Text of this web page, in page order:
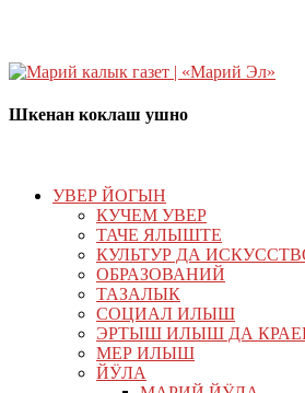
Шкенан коклаш ушно
УВЕР ЙОГЫН
КУЧЕМ УВЕР
ТАЧЕ ЯЛЫШТЕ
КУЛЬТУР ДА
ОБРАЗОВАНИЙ
ТАЗАЛЫК
СОЦИАЛ ИЛЫШ
ЭРТЫШ ИЛЫШ ДА
МЕР ИЛЫШ
ЙӰЛА